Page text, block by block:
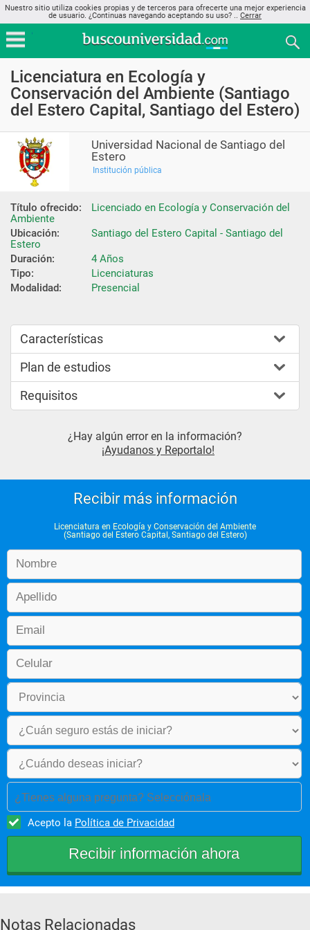
Nuestro sitio utiliza cookies propias y de terceros para ofrecerte una mejor experiencia
de usuario. ¿Continuas navegando aceptando su uso? .. Cerrar
Licenciatura en Ecología y
Conservación del Ambiente (Santiago
del Estero Capital, Santiago del Estero)
Universidad Nacional de Santiago del
Estero
Institución pública
Título ofrecido:
Licenciado en Ecología y Conservación del
Ambiente
Ubicación:
Santiago del Estero Capital - Santiago del
Estero
Duración:
4 Años
Tipo:
Licenciaturas
Modalidad:
Presencial
Características
Plan de estudios
Requisitos
¿Hay algún error en la información?
¡Ayudanos y Reportalo!
Recibir más información
Licenciatura en Ecología y Conservación del Ambiente
(Santiago del Estero Capital, Santiago del Estero)
¿Tienes alguna pregunta? Selecciónala
Acepto la Política de Privacidad
Notas Relacionadas